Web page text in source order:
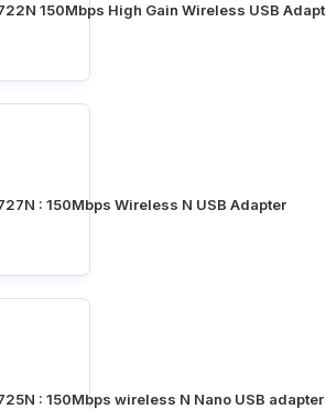
150Mbps High Gain Wireless USB
: 150Mbps Wireless N USB Adapter
: 150Mbps wireless N Nano USB adapter